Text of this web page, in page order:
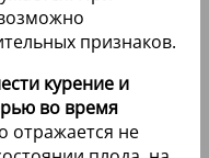
признаков.
курение и
во время
отражается не